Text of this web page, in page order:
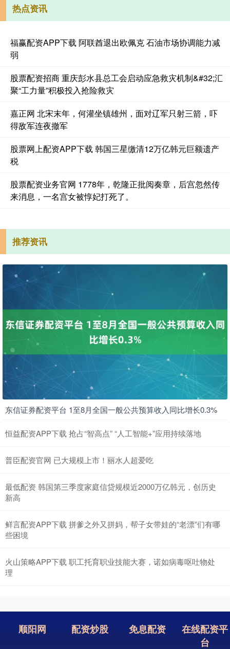
热点资讯
福赢配资APP下载 阿联酋退出欧佩克 石油市场协调能力减
弱
股票配资招商 重庆彭水县总工会启动应急救灾机制&#32;汇
聚“工力量”积极投入抢险救灾
嘉正网 北宋末年，何灌坐镇雄州，面对辽军只射三箭，吓
得敌军连夜撤军
股票网上配资APP下载 韩国三星缴清12万亿韩元巨额遗产
税
股票配资业务官网 1778年，乾隆正批阅奏章，后宫忽然传
来消息，一名宫女被惇妃打死了。
推荐资讯
东信证券配资平台 1至8月全国一般公共预算收入同比增长0.3%
恒益配资APP下载 抢占“智高点” “人工智能+”应用持续落地
普臣配资官网 已大规模上市！丽水人超爱吃
最低配资 韩国第三季度家庭信贷规模近2000万亿韩元，创历史
新高
鲜言配资APP下载 拼爹之外又拼妈，帮子女带娃的“老漂”们有哪
些困境
火山策略APP下载 职工托育职业技能大赛，诺如病毒呕吐物处
理
顺阳网 配资炒股 免息配资
在线配资平
台